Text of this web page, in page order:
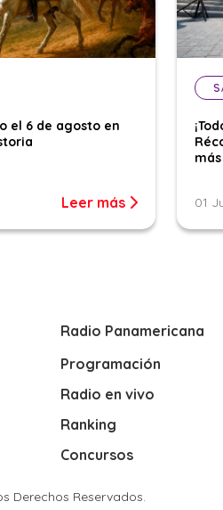
el 6 de agosto en
Leer más 01
Radio Panamericana
Programación
Radio en vivo
Ranking
Concursos
Derechos Reservados.